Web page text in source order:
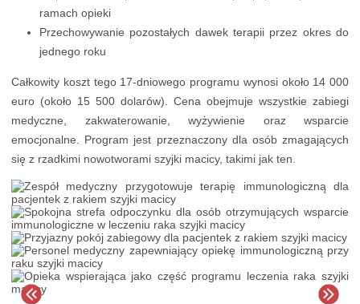
ramach opieki
Przechowywanie pozostałych dawek terapii przez okres do
jednego roku
Całkowity koszt tego 17-dniowego programu wynosi około 14 000
euro (około 15 500 dolarów). Cena obejmuje wszystkie zabiegi
medyczne, zakwaterowanie, wyżywienie oraz wsparcie
emocjonalne. Program jest przeznaczony dla osób zmagających
się z rzadkimi nowotworami szyjki macicy, takimi jak ten.